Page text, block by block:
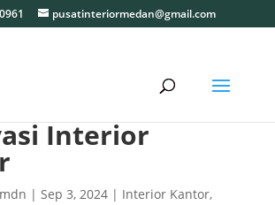
pusatinteriormedan@gmail.com
Interior
| Sep 3, 2024| Interior Kantor,